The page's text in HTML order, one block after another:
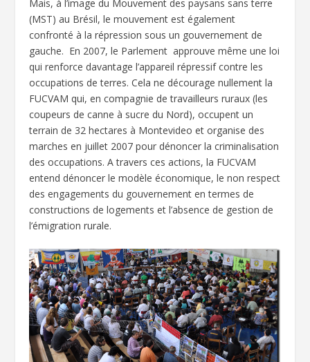
Mais, à l’image du Mouvement des paysans sans terre
(MST) au Brésil, le mouvement est également
confronté à la répression sous un gouvernement de
gauche. En 2007, le Parlement approuve même une loi
qui renforce davantage l’appareil répressif contre les
occupations de terres. Cela ne décourage nullement la
FUCVAM qui, en compagnie de travailleurs ruraux (les
coupeurs de canne à sucre du Nord), occupent un
terrain de 32 hectares à Montevideo et organise des
marches en juillet 2007 pour dénoncer la criminalisation
des occupations. A travers ces actions, la FUCVAM
entend dénoncer le modèle économique, le non respect
des engagements du gouvernement en termes de
constructions de logements et l’absence de gestion de
l’émigration rurale.